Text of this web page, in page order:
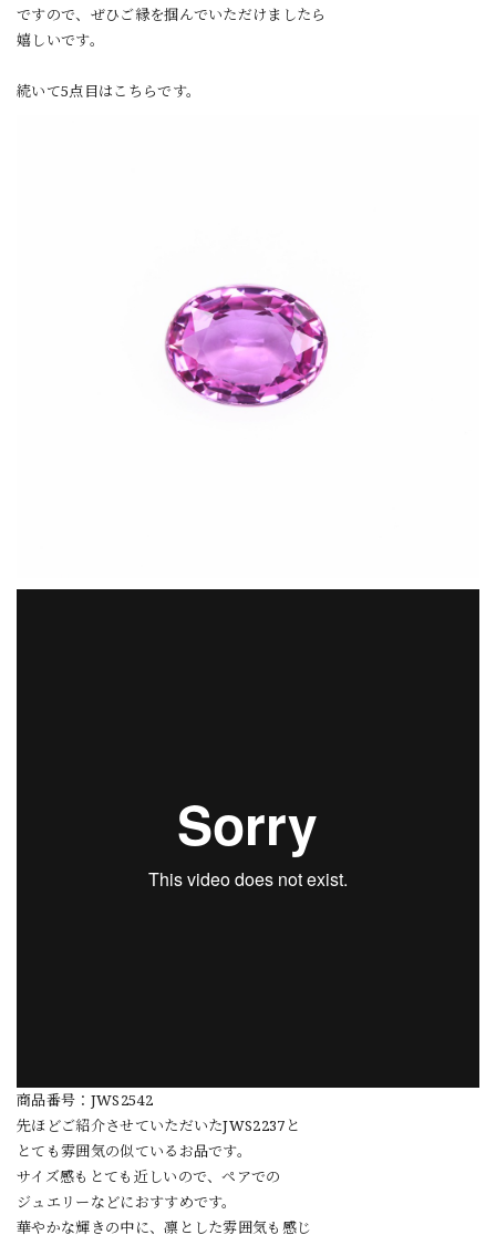
ですので、ぜひご縁を掴んでいただけましたら
嬉しいです。
続いて5点目はこちらです。
商品番号：JWS2542
先ほどご紹介させていただいたJWS2237と
とても雰囲気の似ているお品です。
サイズ感もとても近しいので、ペアでの
ジュエリーなどにおすすめです。
華やかな輝きの中に、凛とした雰囲気も感じ